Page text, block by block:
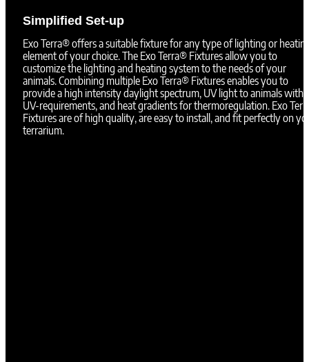
Simplified Set-up
Exo Terra® offers a suitable fixture for any type of lighting or
element of your choice. The Exo Terra® Fixtures allow you to
customize the lighting and heating system to the needs of your
animals. Combining multiple Exo Terra® Fixtures enables you to
provide a high intensity daylight spectrum, UV light to animals with
UV-requirements, and heat gradients for thermoregulation. Exo
Fixtures are of high quality, are easy to install, and fit perfectly on
terrarium.